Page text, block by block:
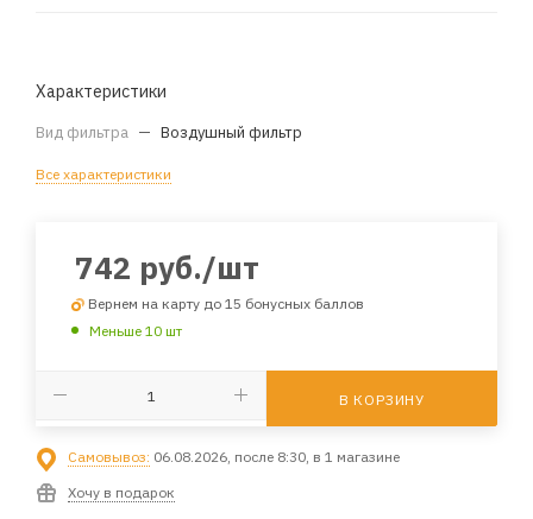
Характеристики
Вид фильтра — Воздушный фильтр
Все характеристики
742 руб./шт
Вернем на карту до 15 бонусных баллов
Меньше 10 шт
В КОРЗИНУ
Самовывоз: 06.08.2026, после 8:30, в 1 магазине
Хочу в подарок